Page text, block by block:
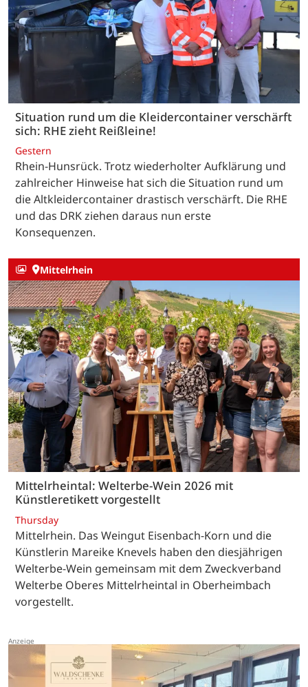
Situation rund um die Kleidercontainer verschärft
sich: RHE zieht Reißleine!
Gestern
Rhein-Hunsrück. Trotz wiederholter Aufklärung und
zahlreicher Hinweise hat sich die Situation rund um
die Altkleidercontainer drastisch verschärft. Die RHE
und das DRK ziehen daraus nun erste
Konsequenzen.
Mittelrhein
Mittelrheintal: Welterbe-Wein 2026 mit
Künstleretikett vorgestellt
Thursday
Mittelrhein. Das Weingut Eisenbach-Korn und die
Künstlerin Mareike Knevels haben den diesjährigen
Welterbe-Wein gemeinsam mit dem Zweckverband
Welterbe Oberes Mittelrheintal in Oberheimbach
vorgestellt.